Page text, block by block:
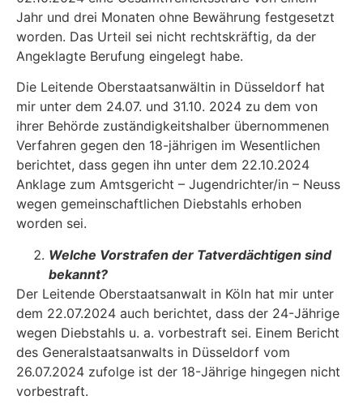
Jahr und drei Monaten ohne Bewährung festgesetzt
worden. Das Urteil sei nicht rechtskräftig, da der
Angeklagte Berufung eingelegt habe.
Die Leitende Oberstaatsanwältin in Düsseldorf hat
mir unter dem 24.07. und 31.10. 2024 zu dem von
ihrer Behörde zuständigkeitshalber übernommenen
Verfahren gegen den 18-jährigen im Wesentlichen
berichtet, dass gegen ihn unter dem 22.10.2024
Anklage zum Amtsgericht – Jugendrichter/in – Neuss
wegen gemeinschaftlichen Diebstahls erhoben
worden sei.
Welche Vorstrafen der Tatverdächtigen sind
bekannt?
Der Leitende Oberstaatsanwalt in Köln hat mir unter
dem 22.07.2024 auch berichtet, dass der 24-Jährige
wegen Diebstahls u. a. vorbestraft sei. Einem Bericht
des Generalstaatsanwalts in Düsseldorf vom
26.07.2024 zufolge ist der 18-Jährige hingegen nicht
vorbestraft.